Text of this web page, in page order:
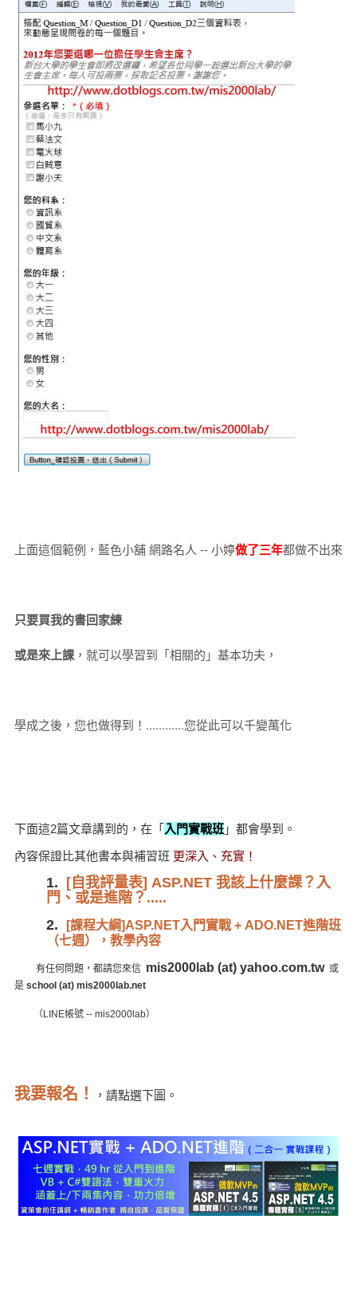
上面這個範例，藍色小舖 網路名人 -- 小婷做了三年都做不出來
只要買我的書回家練
或是來上課，就可以學習到「相關的」基本功夫，
學成之後，您也做得到！............您從此可以千變萬化
下面這2篇文章講到的，在「 入門實戰班」都會學到。
內容保證比其他書本與補習班 更深入、充實！
1. [自我評量表] ASP.NET 我該上什麼課？入
門、或是進階？.....
2.
[課程大綱]ASP.NET入門實戰 + ADO.NET進階班
（七週），教學內容
有任何問題，都請您來信 mis2000lab (at) yahoo.com.tw或
是 school (at) mis2000lab.net
（LINE帳號 -- mis2000lab）
我要報名！ ，請點選下圖。